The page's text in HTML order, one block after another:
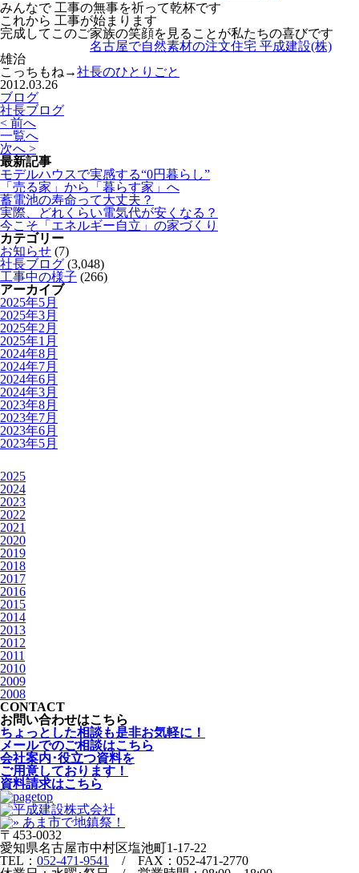
みんなで 工事の無事を祈って乾杯です
これから 工事が始まります
完成してこのご家族の笑顔を見ることが私たちの喜びです
名古屋で自然素材の注文住宅 平成建設(株)
雄治
こっちもね→社長のひとりごと
2012.03.26
ブログ
社長ブログ
< 前へ
一覧へ
次へ >
最新記事
モデルハウスで実感する“0円暮らし”
「売る家」から「暮らす家」へ
蓄電池の寿命って大丈夫？
実際、どれくらい電気代が安くなる？
今こそ「エネルギー自立」の家づくり
カテゴリー
お知らせ (7)
社長ブログ (3,048)
工事中の様子 (266)
アーカイブ
2025年5月
2025年3月
2025年2月
2025年1月
2024年8月
2024年7月
2024年6月
2024年3月
2023年8月
2023年7月
2023年6月
2023年5月
2025
2024
2023
2022
2021
2020
2019
2018
2017
2016
2015
2014
2013
2012
2011
2010
2009
2008
CONTACT
お問い合わせはこちら
ちょっとした相談も是非お気軽に！
メールでのご相談はこちら
会社案内･役立つ資料を
ご用意しております！
資料請求はこちら
〒453-0032
愛知県名古屋市中村区塩池町1-17-22
TEL： 052-471-9541
/ FAX：052-471-2770